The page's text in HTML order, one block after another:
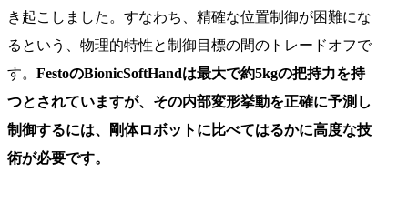
き起こしました。すなわち、精確な位置制御が困難にな
るという、物理的特性と制御目標の間のトレードオフで
す。 FestoのBionicSoftHandは最大で約5kgの把持力を持
つとされていますが、その内部変形挙動を正確に予測し
制御するには、剛体ロボットに比べてはるかに高度な技
術が必要です。